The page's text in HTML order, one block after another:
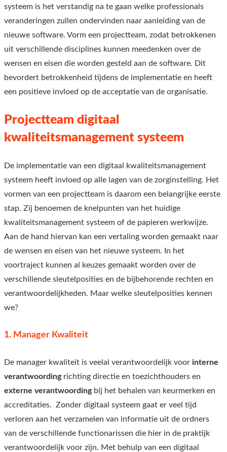
systeem is het verstandig na te gaan welke professionals
veranderingen zullen ondervinden naar aanleiding van de
nieuwe software. Vorm een projectteam, zodat betrokkenen
uit verschillende disciplines kunnen meedenken over de
wensen en eisen die worden gesteld aan de software. Dit
bevordert betrokkenheid tijdens de implementatie en heeft
een positieve invloed op de acceptatie van de organisatie.
Projectteam digitaal
kwaliteitsmanagement systeem
De implementatie van een digitaal kwaliteitsmanagement
systeem heeft invloed op alle lagen van de zorginstelling. Het
vormen van een projectteam is daarom een belangrijke eerste
stap. Zij benoemen de knelpunten van het huidige
kwaliteitsmanagement systeem of de papieren werkwijze.
Aan de hand hiervan kan een vertaling worden gemaakt naar
de wensen en eisen van het nieuwe systeem. In het
voortraject kunnen al keuzes gemaakt worden over de
verschillende sleutelposities en de bijbehorende rechten en
verantwoordelijkheden. Maar welke sleutelposities kennen
we?
1. Manager Kwaliteit
De manager kwaliteit is veelal verantwoordelijk voor interne
verantwoordingrichting directie en toezichthouders en
externe verantwoordingbij het behalen van keurmerken en
accreditaties. Zonder digitaal systeem gaat er veel tijd
verloren aan het verzamelen van informatie uit de ordners
van de verschillende functionarissen die hier in de praktijk
verantwoordelijk voor zijn. Met behulp van een digitaal